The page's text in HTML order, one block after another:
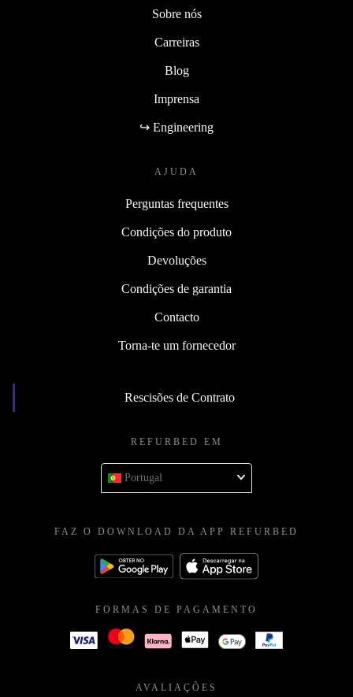
Sobre nós
Carreiras
Blog
Imprensa
↪ Engineering
AJUDA
Perguntas frequentes
Condições do produto
Devoluções
Condições de garantia
Contacto
Torna-te um fornecedor
Rescisões de Contrato
REFURBED EM
Portugal
FAZ O DOWNLOAD DA APP REFURBED
FORMAS DE PAGAMENTO
AVALIAÇÕES